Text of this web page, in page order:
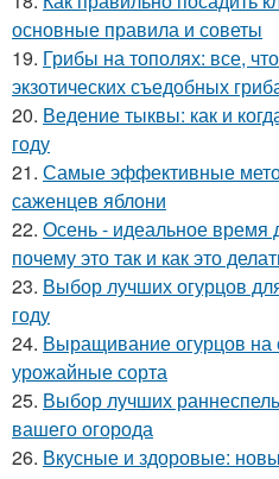
основные правила и советы
19. Грибы на тополях: все,
экзотических съедобных
20. Ведение тыквы: как и
году
21. Самые эффективные
саженцев яблони
22. Осень - идеальное время
почему это так и как это
23. Выбор лучших огурцов
году
24. Выращивание огурцов на
урожайные сорта
25. Выбор лучших
вашего огорода
26. Вкусные и здоровые: